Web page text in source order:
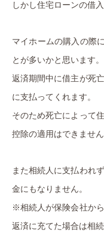
しかし住宅ローンの借
マイホームの購入の際
とが多いかと思います。
返済期間中に借主が死
に支払ってくれます。
そのため死亡によって
控除の適用はできません
また相続人に支払われ
金にもなりません。
※相続人が保険会社か
返済に充てた場合は相